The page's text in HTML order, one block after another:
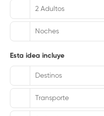
2 Adultos
Noches
Esta idea incluye
Destinos
Transporte